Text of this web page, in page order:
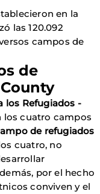
en la
las 120.092
campos de
de
los Refugiados -
los cuatro campos
de refugiados
cuatro, no
por el hecho
conviven y el